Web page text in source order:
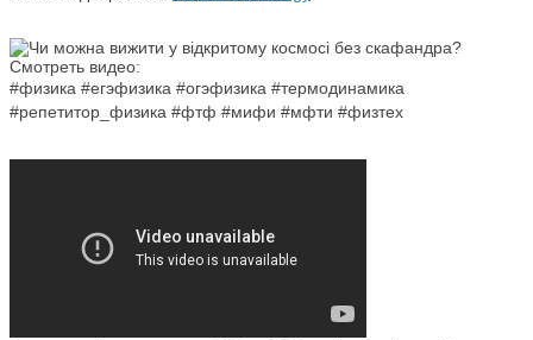
Смотреть видео:
#физика #егэфизика #огэфизика #термодинамика
#репетитор_физика #фтф #мифи #мфти #физтех